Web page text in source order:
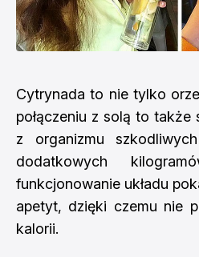
Cytrynada to nie tylko
połączeniu z solą to także
z organizmu
dodatkowych
funkcjonowanie układu
apetyt, dzięki czemu nie
kalorii.